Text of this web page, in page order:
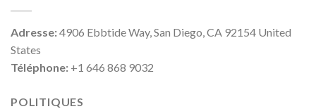
Adresse:4906 Ebbtide Way, San Diego, CA 92154 United
States
Téléphone: +1 646 868 9032
POLITIQUES